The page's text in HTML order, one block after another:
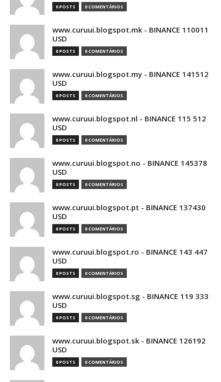
0 POSTS 0 COMENTÁRIOS
www.curuui.blogspot.mk - BINANCE 110011
USD
0 POSTS 0 COMENTÁRIOS
www.curuui.blogspot.my - BINANCE 141512
USD
0 POSTS 0 COMENTÁRIOS
www.curuui.blogspot.nl - BINANCE 115 512
USD
0 POSTS 0 COMENTÁRIOS
www.curuui.blogspot.no - BINANCE 145378
USD
0 POSTS 0 COMENTÁRIOS
www.curuui.blogspot.pt - BINANCE 137430
USD
0 POSTS 0 COMENTÁRIOS
www.curuui.blogspot.ro - BINANCE 143 447
USD
0 POSTS 0 COMENTÁRIOS
www.curuui.blogspot.sg - BINANCE 119 333
USD
0 POSTS 0 COMENTÁRIOS
www.curuui.blogspot.sk - BINANCE 126192
USD
0 POSTS 0 COMENTÁRIOS